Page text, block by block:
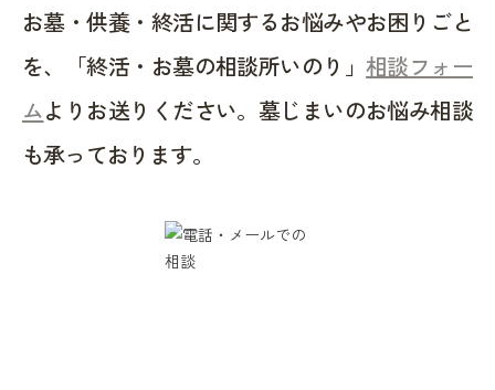
お墓・供養・終活に関するお悩みやお困りごと
を、「終活・お墓の相談所いのり」相談フォー
ムよりお送りください。墓じまいのお悩み相談
も承っております。